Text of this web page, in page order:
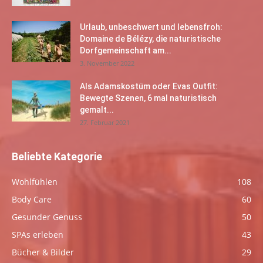
Urlaub, unbeschwert und lebensfroh:
Domaine de Bélézy, die naturistische
Dorfgemeinschaft am...
3. November 2022
Als Adamskostüm oder Evas Outfit:
Bewegte Szenen, 6 mal naturistisch
gemalt...
27. Februar 2021
Beliebte Kategorie
Wohlfühlen
108
Body Care
60
Gesunder Genuss
50
SPAs erleben
43
Bücher & Bilder
29